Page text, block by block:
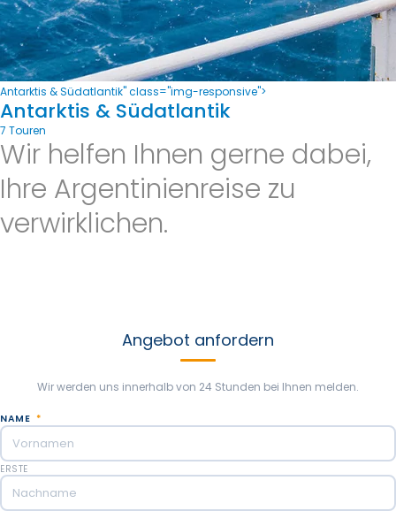
Antarktis & Südatlantik" class="img-responsive">
Antarktis & Südatlantik
7 Touren
Wir helfen Ihnen gerne dabei,
Ihre Argentinienreise zu
verwirklichen.
Angebot anfordern
Wir werden uns innerhalb von 24 Stunden bei Ihnen melden.
NAME *
ERSTE